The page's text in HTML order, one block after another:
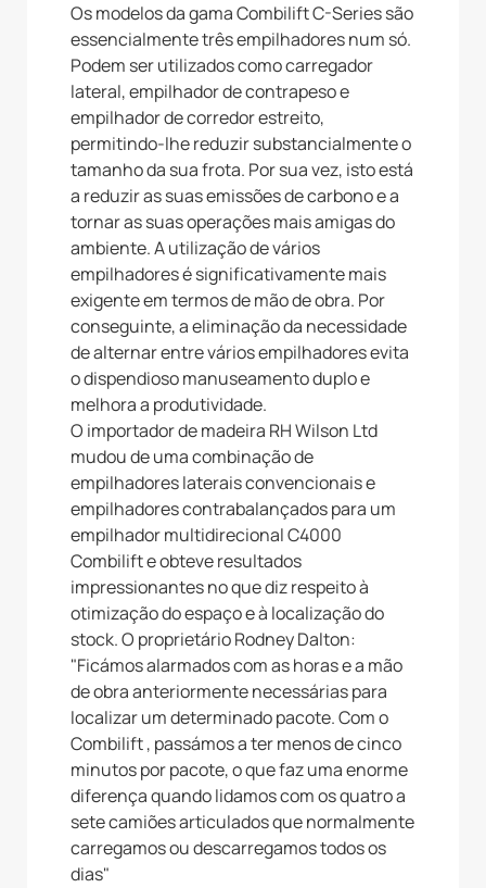
Os modelos da gama Combilift C-Series são
essencialmente três empilhadores num só.
Podem ser utilizados como carregador
lateral, empilhador de contrapeso e
empilhador de corredor estreito,
permitindo-lhe reduzir substancialmente o
tamanho da sua frota. Por sua vez, isto está
a reduzir as suas emissões de carbono e a
tornar as suas operações mais amigas do
ambiente. A utilização de vários
empilhadores é significativamente mais
exigente em termos de mão de obra. Por
conseguinte, a eliminação da necessidade
de alternar entre vários empilhadores evita
o dispendioso manuseamento duplo e
melhora a produtividade.
O importador de madeira RH Wilson Ltd
mudou de uma combinação de
empilhadores laterais convencionais e
empilhadores contrabalançados para um
empilhador multidirecional C4000
Combilift e obteve resultados
impressionantes no que diz respeito à
otimização do espaço e à localização do
stock. O proprietário Rodney Dalton:
"Ficámos alarmados com as horas e a mão
de obra anteriormente necessárias para
localizar um determinado pacote. Com o
Combilift , passámos a ter menos de cinco
minutos por pacote, o que faz uma enorme
diferença quando lidamos com os quatro a
sete camiões articulados que normalmente
carregamos ou descarregamos todos os
dias"